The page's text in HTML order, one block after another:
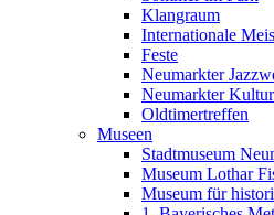
Klangraum
Internationale
Feste
Neumarkter
Neumarkter
Oldtimertreffen
Museen
Stadtmuseum
Museum Lothar
Museum für